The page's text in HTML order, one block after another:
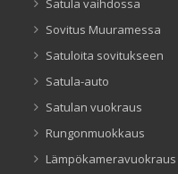
Satula vaihdossa
Sovitus Muuramessa
Satuloita sovitukseen
Satula-auto
Satulan vuokraus
Rungonmuokkaus
Lämpökameravuokraus